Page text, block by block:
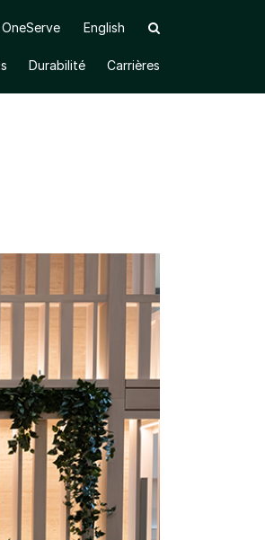
OneServe English
DurabilitéOuvrir le sous-menu
Carrières